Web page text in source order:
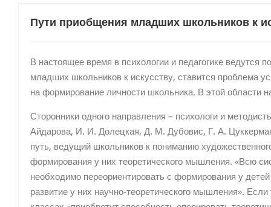
Пути приобщения младших школьников к
В настоящее время в психологии и педагогике ведутся
младших школьников к искусству, ставится проблема
на формирование личности школьника. В этой области
Сторонники одного направления – психологи и
Айдарова, И. И. Долецкая, Д. М. Дубовис, Г. А.
путь, ведущий школьников к пониманию
формирования у них теоретического мышления. «Всю
необходимо переориентировать с формирования у
развитие у них научно-теоретического мышления».